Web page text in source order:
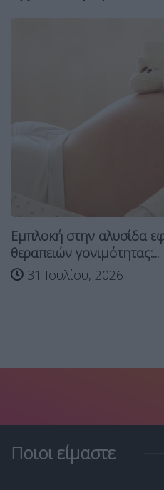
Εμπλοκή στην αλυσίδα
θεραπειών γονιμότητας:...
31 Ιουλίου, 2026
Ποιοι είμαστε